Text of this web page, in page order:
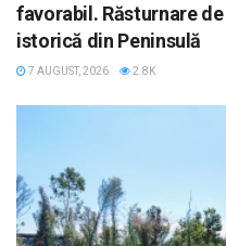
favorabil. Răsturnare
istorică din Peninsulă
7 AUGUST, 2026 2.8K